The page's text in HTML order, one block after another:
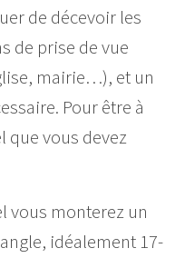
de décevoir les
de prise de vue
mairie…), et un
Pour être à
que vous devez
vous monterez un
idéalement 17-